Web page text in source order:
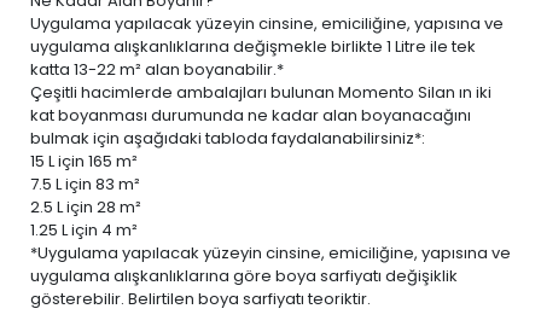
Uygulama yapılacak yüzeyin cinsine, emiciliğine, yapısına ve
uygulama alışkanlıklarına değişmekle birlikte 1 Litre ile tek
katta 13-22 m² alan boyanabilir.*
Çeşitli hacimlerde ambalajları bulunan Momento Silan ın iki
kat boyanması durumunda ne kadar alan boyanacağını
bulmak için aşağıdaki tabloda faydalanabilirsiniz*:
15 Liçin 165 m²
7.5 Liçin 83 m²
2.5 Liçin 28 m²
1.25 Liçin 4 m²
*Uygulama yapılacak yüzeyin cinsine, emiciliğine, yapısına ve
uygulama alışkanlıklarına göre boya sarfiyatı değişiklik
gösterebilir. Belirtilen boya sarfiyatı teoriktir.